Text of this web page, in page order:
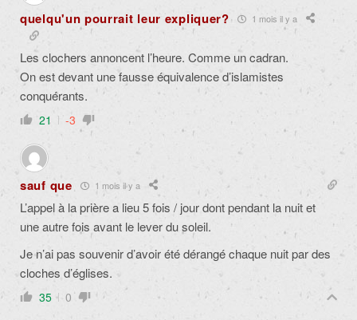
quelqu'un pourrait leur expliquer? 1 mois il y a
Les clochers annoncent l’heure. Comme un cadran.
On est devant une fausse équivalence d’islamistes
conquérants.
21 -3
sauf que 1 mois il y a
L’appel à la prière a lieu 5 fois / jour dont pendant la nuit et
une autre fois avant le lever du soleil.
Je n’ai pas souvenir d’avoir été dérangé chaque nuit par des
cloches d’églises.
35 0